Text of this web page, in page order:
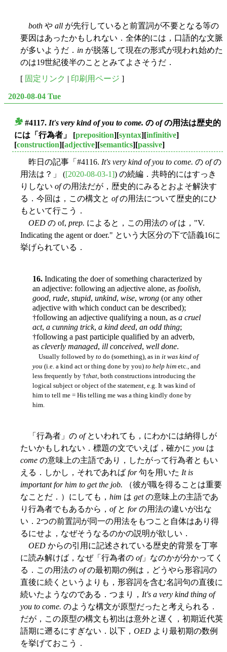
both や all が先行していると前置詞が不要となる等の
要因はあったかもしれない．全体的には，口語的な文脈
が多いようだ． in が脱落して現在の形式が現われ始めた
のは19世紀後半のこととみてよさそうだ．
[ 固定リンク | 印刷用ページ ]
2020-08-04 Tue
#4117. It's very kind of you to come. の ofの用法は歴史的
には「行為者」
[preposition][syntax][infinitive]
[construction][adjective][semantics][passive]
昨日の記事「#4116. It's very kind of you to come. の ofの
用法は？」 ([2020-08-03-1]) の続編．共時的にはすっき
りしない ofの用法だが，歴史的にみるとおよそ解決す
る．今回は，この構文と ofの用法について歴史的にひ
もといて行こう．
OED の of, prep. によると，この用法の ofは，"V.
Indicating the agent or doer." という大区分の下で語義16に
挙げられている．
16. Indicating the doer of something characterized by
an adjective: following an adjective alone, as foolish,
good, rude, stupid, unkind, wise, wrong (or any other
adjective with which conduct can be described);
†following an adjective qualifying a noun, as a cruel
act, a cunning trick, a kind deed, an odd thing;
†following a past participle qualified by an adverb,
as cleverly managed, ill conceived, well done.
Usually followed by to do (something), as in it was kind of
you (i.e. a kind act or thing done by you) to help him etc., and
less frequently by †that , both constructions introducing the
logical subject or object of the statement, e.g. It was kind of
him to tell me = His telling me was a thing kindly done by
him.
「行為者」の ofといわれても，にわかには納得しが
たいかもしれない．標題の文でいえば，確かに you は
come の意味上の主語であり，したがって行為者ともい
える．しかし，それであれば for句を用いた It is
important for him to get the job. （彼が職を得ることは重要
なことだ．）にしても， him は getの意味上の主語であ
り行為者でもあるから， ofと forの用法の違いが出な
い．2つの前置詞が同一の用法をもつこと自体はあり得
るにせよ，なぜそうなるのかの説明が欲しい．
OED からの引用に記述されている歴史的背景を丁寧
に読み解けば，なぜ「行為者の of」なのかが分かってく
る．この用法の ofの最初期の例は，どうやら形容詞の
直後に続くというよりも，形容詞を含む名詞句の直後に
続いたようなのである．つまり， It's a very kind thing of
you to come. のような構文が原型だったと考えられる．
だが，この原型の構文も初出は意外と遅く，初期近代英
語期に遡るにすぎない．以下， OED より最初期の数例
を挙げておこう．